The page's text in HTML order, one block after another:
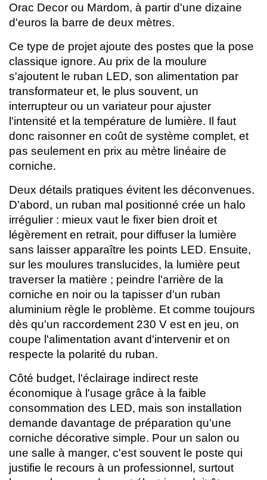
Orac Decor ou Mardom, à partir d'une dizaine
d'euros la barre de deux mètres.
Ce type de projet ajoute des postes que la pose
classique ignore. Au prix de la moulure
s'ajoutent le ruban LED, son alimentation par
transformateur et, le plus souvent, un
interrupteur ou un variateur pour ajuster
l'intensité et la température de lumière. Il faut
donc raisonner en coût de système complet, et
pas seulement en prix au mètre linéaire de
corniche.
Deux détails pratiques évitent les déconvenues.
D'abord, un ruban mal positionné crée un halo
irrégulier : mieux vaut le fixer bien droit et
légèrement en retrait, pour diffuser la lumière
sans laisser apparaître les points LED. Ensuite,
sur les moulures translucides, la lumière peut
traverser la matière ; peindre l'arrière de la
corniche en noir ou la tapisser d'un ruban
aluminium règle le problème. Et comme toujours
dès qu'un raccordement 230 V est en jeu, on
coupe l'alimentation avant d'intervenir et on
respecte la polarité du ruban.
Côté budget, l'éclairage indirect reste
économique à l'usage grâce à la faible
consommation des LED, mais son installation
demande davantage de préparation qu'une
corniche décorative simple. Pour un salon ou
une salle à manger, c'est souvent le poste qui
justifie le recours à un professionnel, surtout